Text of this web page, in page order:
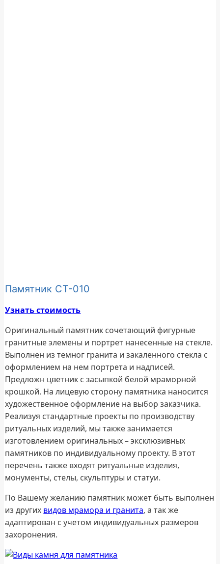
Памятник СТ-010
Узнать стоимость
Оригинальный памятник сочетающий фигурные
гранитные элемены и портрет нанесенные на стекле.
Выполнен из темног гранита и закаленного стекла с
оформлением на нем портрета и надписей.
Предложн цветник с засыпкой белой мраморной
крошкой. На лицевую сторону памятника наносится
художественное оформление на выбор заказчика.
Реализуя стандартные проекты по производству
ритуальных изделий, мы также занимается
изготовлением оригинальных – эксклюзивных
памятников по индивидуальному проекту. В этот
перечень также входят ритуальные изделия,
монументы, стелы, скульптуры и статуи.
По Вашему желанию памятник может быть выполнен
из других видов мрамора и гранита, а так же
адаптирован с учетом индивидуальных размеров
захоронения.